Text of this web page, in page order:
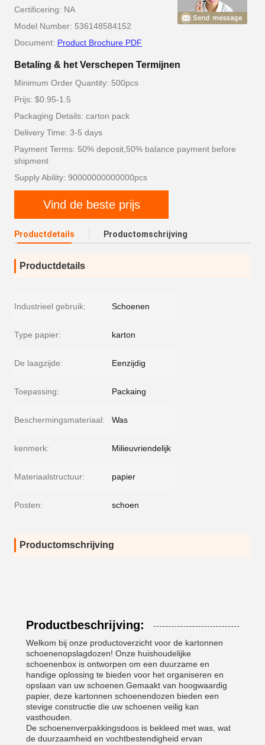
Certificering: NA
Model Number: 536148584152
Document: Product Brochure PDF
Betaling & het Verschepen Termijnen
Minimum Order Quantity: 500pcs
Prijs: $0.95-1.5
Packaging Details: carton pack
Delivery Time: 3-5 days
Payment Terms: 50% deposit,50% balance payment before
shipment
Supply Ability: 90000000000000pcs
Vind de beste prijs
Productdetails Productomschrijving
Productdetails
Industrieel gebruik: Schoenen
Type papier: karton
De laagzijde: Eenzijdig
Toepassing: Packaing
Beschermingsmateriaal: Was
kenmerk: Milieuvriendelijk
Materiaalstructuur: papier
Posten: schoen
Productomschrijving
Productbeschrijving:
Welkom bij onze productoverzicht voor de kartonnen
schoenenopslagdozen! Onze huishoudelijke
schoenenbox is ontworpen om een duurzame en
handige oplossing te bieden voor het organiseren en
opslaan van uw schoenen.Gemaakt van hoogwaardig
papier, deze kartonnen schoenendozen bieden een
stevige constructie die uw schoenen veilig kan
vasthouden.
De schoenenverpakkingsdoos is bekleed met was, wat
de duurzaamheid en vochtbestendigheid ervan